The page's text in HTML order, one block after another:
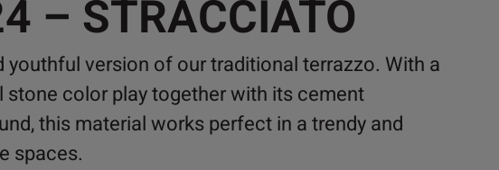
– STRACCIATO
youthful version of our traditional terrazzo. With a
stone color play together with its cement
this material works perfect in a trendy and
spaces.